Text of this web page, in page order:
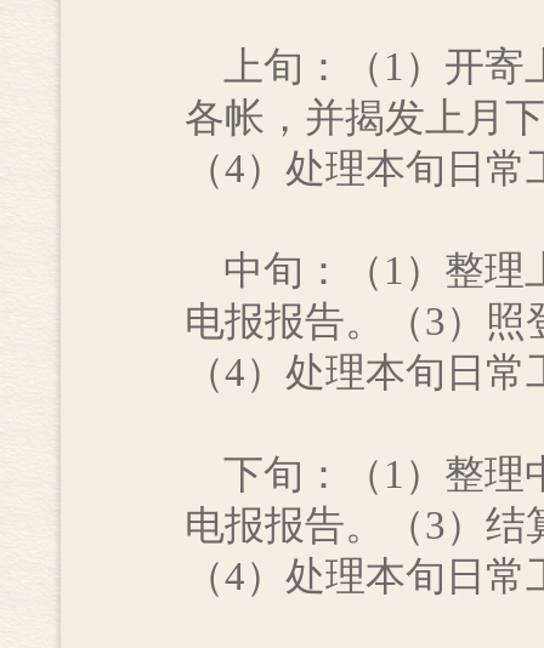
上旬：（1）开寄
各帐，并揭发上月
（4）处理本旬日
中旬：（1）整理
电报报告。（3）
（4）处理本旬日
下旬：（1）整理
电报报告。（3）
（4）处理本旬日